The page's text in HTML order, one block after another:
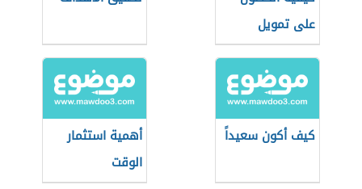
على تمويل
مشروع
كيف أكون سعيداً
أهمية استثمار
الوقت